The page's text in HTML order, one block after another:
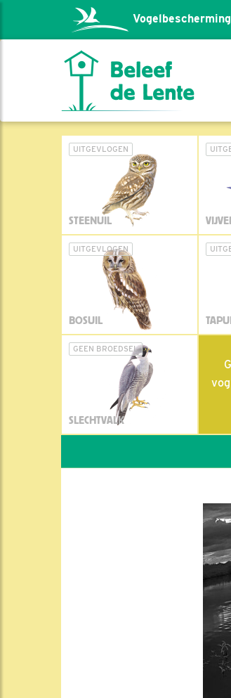
UITGEVLOGEN
STEENUIL
UITGEVLOGEN
BOSUIL
GEEN BROEDSEL
SLECHTVALK